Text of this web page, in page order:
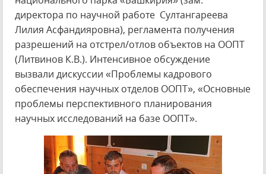
директора по научной работе Султангареева
Лилия Асфандияровна), регламента получения
разрешений на отстрел/отлов объектов на ООПТ
(Литвинов К.В.). Интенсивное обсуждение
вызвали дискуссии «Проблемы кадрового
обеспечения научных отделов ООПТ», «Основные
проблемы перспективного планирования
научных исследований на базе ООПТ».